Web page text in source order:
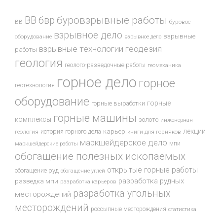
ВВ ВВ бвр буровзрывные работы буровое
оборудование взрывное дело взрывное дело взрывные
работы взрывные технологии геодезия
геология геолого-разведочные работы геомеханика
геотехнология горное дело горное
оборудование горные выработки горные
комплексы горные машины золото инженерная
геология история горного дела карьер книги для горняков лекции
маркшейдерские работы маркшейдерское дело мпи
обогащение полезных ископаемых
обогащение руд обогащение углей открытые горные работы
разведка мпи разработка карьеров разработка рудных
месторождений разработка угольных
месторождений россыпные месторождения статистика